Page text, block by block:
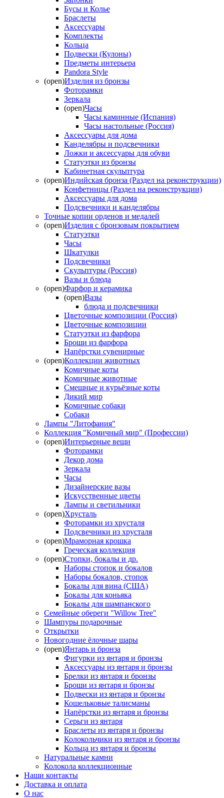
Бусы и Колье
Браслеты
Аксессуары
Комплекты
Кольца
Подвески (Кулоны)
Предметы интерьера
Pandora Style
(open)Изделия из бронзы
Фоторамки
Зеркала
(open)Часы
Часы каминные (Испания)
Часы настольные (Россия)
Аксессуары для дома
Канделябры и подсвечники
Ложки и аксессуары для обуви
Статуэтки из бронзы
Кабинетная скульптура
(open)Индийская бронза (Раздел на реконструкции)
Конфетницы (Раздел на реконструкции)
Аксессуары для дома
Подсвечники и канделябры
Точные копии орденов и медалей
(open)Изделия с бронзовым покрытием
Статуэтки
Часы
Шкатулки
Подсвечники
Скульптуры (Россия)
Вазы и блюда
(open)Фарфор и керамика
(open)Вазы
блюда и подсвечники
Цветочные композиции (Россия)
Цветочные композиции
Статуэтки из фарфора
Броши из фарфора
Напёрстки сувенирные
(open)Коллекции животных
Комичные коты
Комичные животные
Смешные и курьёзные коты
Дикий мир
Комичные собаки
Собаки
Лампы "Литофания"
Коллекция "Комичный мир" (Профессии)
(open)Интерьерные вещи
Фоторамки
Декор дома
Зеркала
Часы
Дизайнерские вазы
Искусственные цветы
Лампы и светильники
(open)Хрусталь
Фоторамки из хрусталя
Подсвечники из хрусталя
(open)Мраморная крошка
Греческая коллекция
(open)Стопки, бокалы и др.
Наборы стопок и бокалов
Наборы бокалов, стопок
Бокалы для вина (США)
Бокалы для коньяка
Бокалы для шампанского
Семейные обереги "Willow Tree"
Шампуры подарочные
Открытки
Новогодние ёлочные шары
(open)Янтарь и бронза
Фигурки из янтаря и бронзы
Аксессуары из янтаря и бронзы
Брелки из янтаря и бронзы
Броши из янтаря и бронзы
Подвески из янтаря и бронзы
Кошельковые талисманы
Напёрстки из янтаря и бронзы
Серьги из янтаря
Браслеты из янтаря и бронзы
Колокольчики из янтаря и бронзы
Кольца из янтаря и бронзы
Натуральные камни
Колокола коллекционные
Наши контакты
Доставка и оплата
О нас